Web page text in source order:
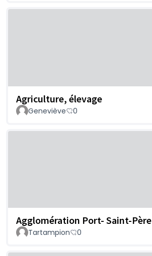
Agriculture, élevage
Geneviève 0
Agglomération Port- Saint-Père
Tartampion 0